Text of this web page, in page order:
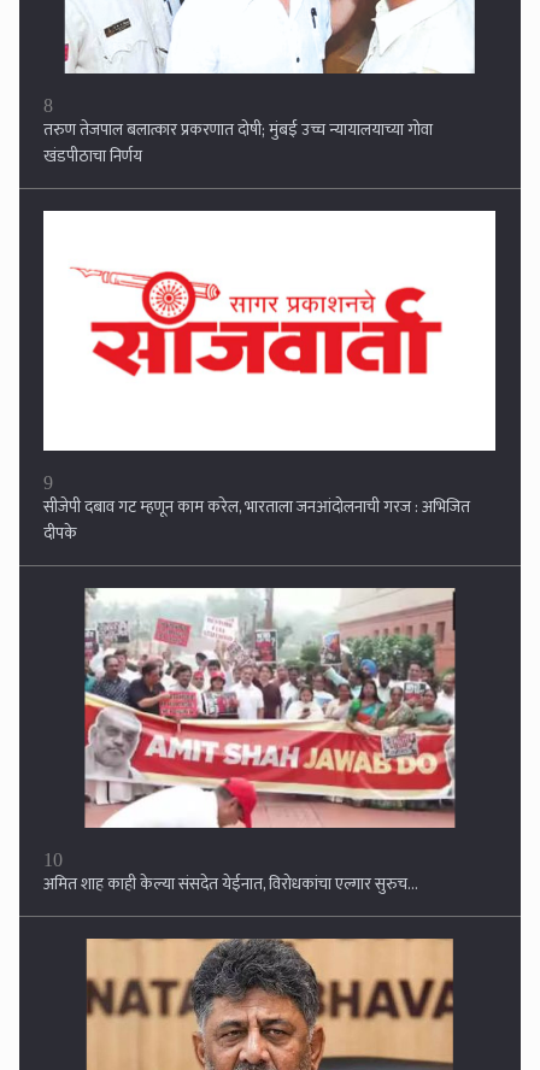
9
सीजेपी दबाव गट म्हणून काम करेल, भारताला जनआंदोलनाची गरज : अभिजित
दीपके
10
अमित शाह काही केल्या संसदेत येईनात, विरोधकांचा एल्गार सुरुच...
1
कर्नाटकात मंत्रीपदावरून गटबाजी वाढली! डी. के. शिवकुमार दिल्लीला रवाना,
हायकमांडची डोकेदुखी वाढली